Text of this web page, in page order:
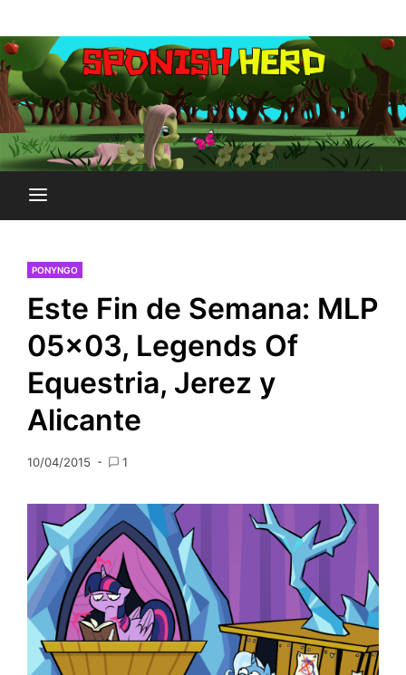
al
contenido
SPONISH HERD
PONYNGO
Este Fin de Semana: MLP
05×03, Legends Of
Equestria, Jerez y
Alicante
10/04/2015 1